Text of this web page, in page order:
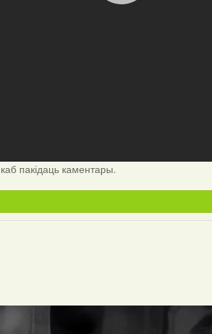
каб пакідаць каментары.